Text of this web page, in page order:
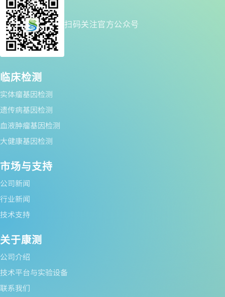
扫码关注官方公众号
临床检测
实体瘤基因检测
遗传病基因检测
血液肿瘤基因检测
大健康基因检测
市场与支持
公司新闻
行业新闻
技术支持
关于康测
公司介绍
技术平台与实验设备
联系我们